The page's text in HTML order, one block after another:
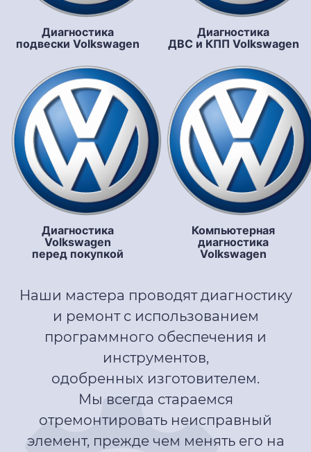
Диагностика
подвески Volkswagen
Диагностика
ДВС и КПП Volkswagen
Диагностика
Volkswagen
перед покупкой
Компьютерная
диагностика
Volkswagen
Наши мастера проводят диагностику
и ремонт с использованием
программного обеспечения и
инструментов,
одобренных изготовителем.
Мы всегда стараемся
отремонтировать неисправный
элемент, прежде чем менять его на